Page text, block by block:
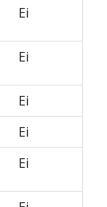
Ei
Ei
Ei
Ei
Ei